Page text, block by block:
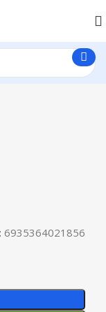
6935364021856